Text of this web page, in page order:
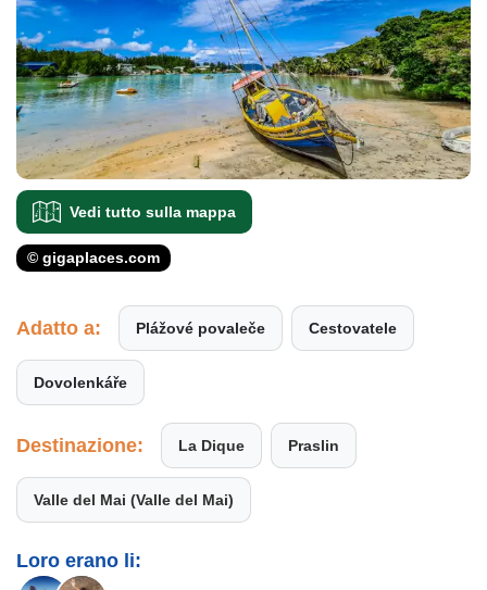
Vedi tutto sulla mappa
© gigaplaces.com
Adatto a: Plážové povaleče Cestovatele
Dovolenkáře
Destinazione: La Dique Praslin
Valle del Mai (Valle del Mai)
Loro erano li: